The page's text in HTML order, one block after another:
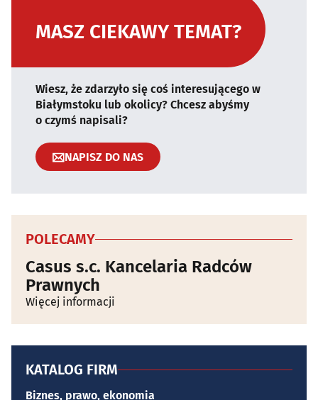
MASZ CIEKAWY TEMAT?
Wiesz, że zdarzyło się coś interesującego w
Białymstoku lub okolicy? Chcesz abyśmy
o czymś napisali?
NAPISZ DO NAS
POLECAMY
Casus s.c. Kancelaria Radców
Prawnych
Więcej informacji
KATALOG FIRM
Biznes, prawo, ekonomia